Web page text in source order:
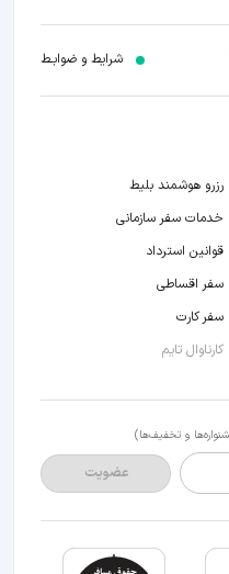
شرایط و ضوابـط
رزرو هوشمند بلیط
خدمات سفر سازمانی
قوانین استرداد
سفر اقساطی
سفر کارت
کارناوال تایم
و تخفیف‌ها)
عضویت